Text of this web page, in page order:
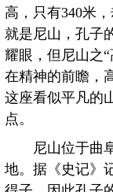
高，只有340米
就是尼山，孔子
耀眼，但尼山之
在精神的前瞻，
这座看似平凡的
点。
尼山位于曲阜
地。据《史记》